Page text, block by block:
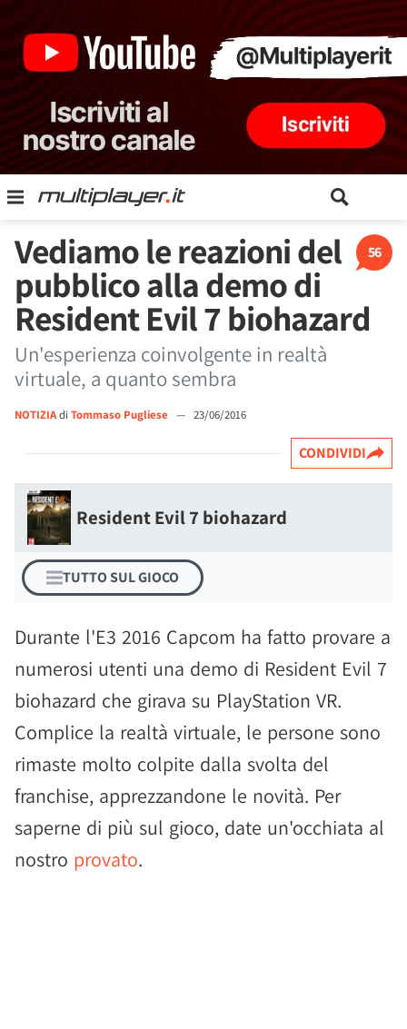
56
Vediamo le reazioni del
pubblico alla demo di
Resident Evil 7 biohazard
Un'esperienza coinvolgente in realtà
virtuale, a quanto sembra
NOTIZIAdi Tommaso Pugliese — 23/06/2016
CONDIVIDI
Resident Evil 7 biohazard
TUTTO SUL GIOCO
Durante l'E3 2016 Capcom ha fatto provare a
numerosi utenti una demo di Resident Evil 7
biohazard che girava su PlayStation VR.
Complice la realtà virtuale, le persone sono
rimaste molto colpite dalla svolta del
franchise, apprezzandone le novità. Per
saperne di più sul gioco, date un'occhiata al
nostro provato.